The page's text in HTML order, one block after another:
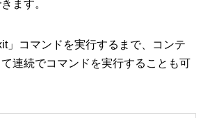
ます。
」コマンドを実行するまで、コンテ
連続でコマンドを実行することも可